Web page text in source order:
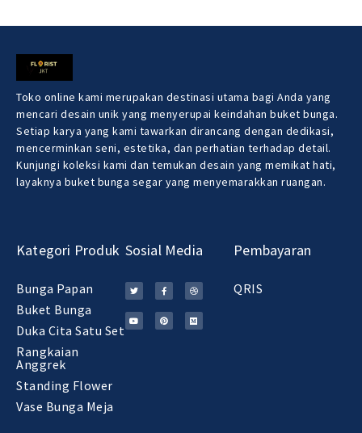
Toko online kami merupakan destinasi utama bagi Anda yang
mencari desain unik yang menyerupai keindahan buket bunga.
Setiap karya yang kami tawarkan dirancang dengan dedikasi,
mencerminkan seni, estetika, dan perhatian terhadap detail.
Kunjungi koleksi kami dan temukan desain yang memikat hati,
layaknya buket bunga segar yang menyemarakkan ruangan.
Kategori Produk
Bunga Papan
Buket Bunga
Duka Cita Satu Set
Rangkaian
Anggrek
Standing Flower
Vase Bunga Meja
Sosial Media Pembayaran
QRIS